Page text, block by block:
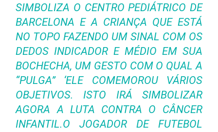
SIMBOLIZA O CENTRO PEDIÁTRICO DE
BARCELONA E A CRIANÇA QUE ESTÁ
NO TOPO FAZENDO UM SINAL COM OS
DEDOS INDICADOR E MÉDIO EM SUA
BOCHECHA, UM GESTO COM O QUAL A
“PULGA” ‘ELE COMEMOROU VÁRIOS
OBJETIVOS. ISTO IRÁ SIMBOLIZAR
AGORA A LUTA CONTRA O CÂNCER
INFANTIL.O JOGADOR DE FUTEBOL